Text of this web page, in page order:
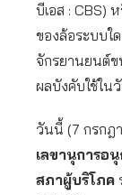
บีเอส : CBS)
ของล้อระบบใ
จักรยานยนต์ข
ผลบังคับใช้ใน
วันนี้ (7 กรกฎ
เลขานุการอ
สภาผู้บริโภค